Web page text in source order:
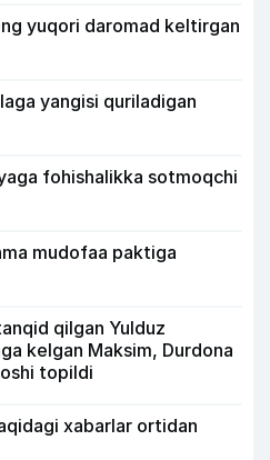
yuqori daromad keltirgan
yangisi quriladigan
fohishalikka sotmoqchi
mudofaa paktiga
qilgan Yulduz
kelgan Maksim, Durdona
topildi
xabarlar ortidan